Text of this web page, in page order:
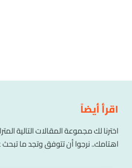
اقرأ أيضاً
اخترنا لك مجموعة المقالات التالية
اهتامك.. نرجوا أن تتوفق وتجد ما تبحث